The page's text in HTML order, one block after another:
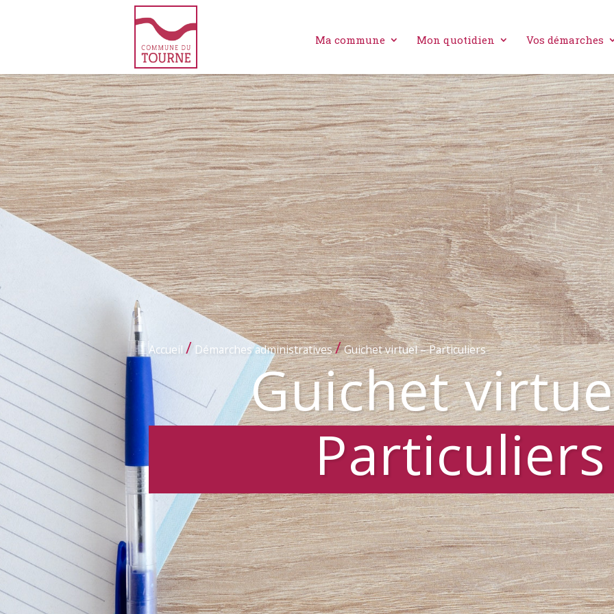
Ma commune Mon quotidien Vos démarches
Accueil / Démarches administratives/Guichet virtuel – Particuliers
Guichet
Particuliers